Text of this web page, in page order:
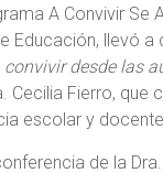
A Convivir Se
Educación, llevó
desde las
Cecilia Fierro,
escolar y
de la